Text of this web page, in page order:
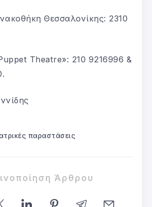
Θεσσαλονίκης: 2310
Theatre»: 210 9216996 &
παραστάσεις
Άρθρου